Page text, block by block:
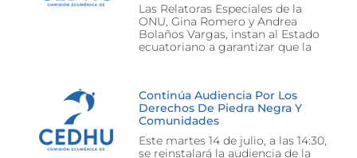
Las Relatoras Especiales de la
ONU, Gina Romero y Andrea
Bolaños Vargas, instan al Estado
ecuatoriano a garantizar que la
Continúa Audiencia Por Los
Derechos De Piedra Negra Y
Comunidades
Este martes 14 de julio, a las 14:30,
se reinstalará la audiencia de la